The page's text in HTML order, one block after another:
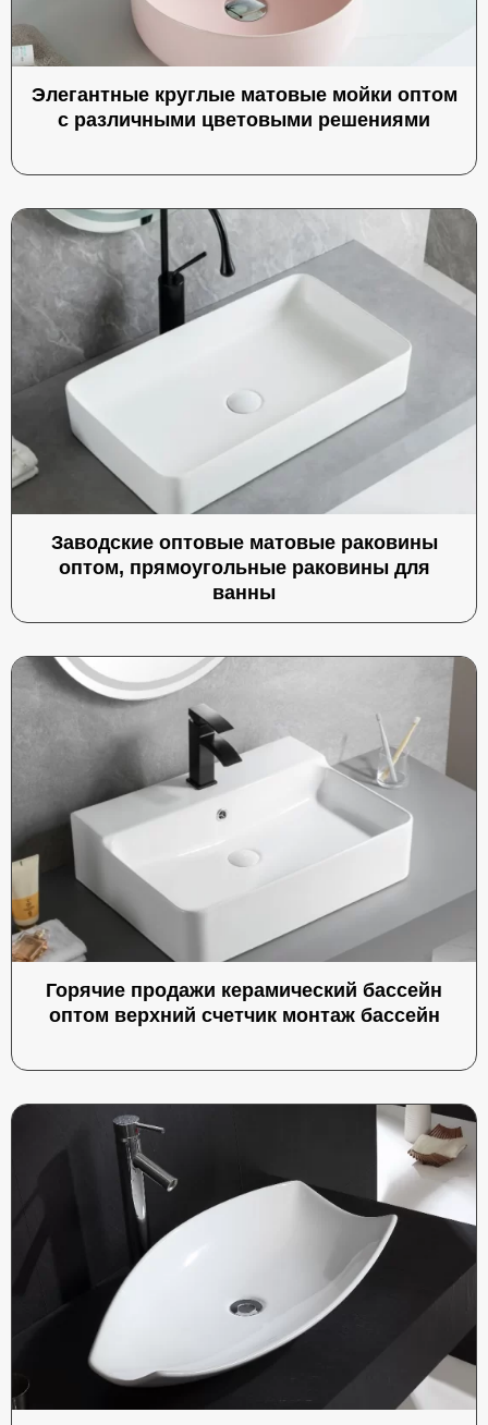
Элегантные круглые матовые мойки оптом
с различными цветовыми решениями
Заводские оптовые матовые раковины
оптом, прямоугольные раковины для
ванны
Горячие продажи керамический бассейн
оптом верхний счетчик монтаж бассейн